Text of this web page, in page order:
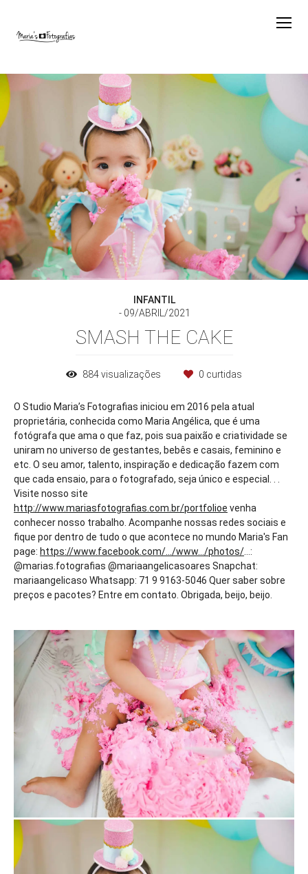
INFANTIL
09/ABRIL/2021
SMASH THE CAKE
884visualizações 0 curtidas
O Studio Maria’s Fotografias iniciou em 2016 pela atual
proprietária, conhecida como Maria Angélica, que é uma
fotógrafa que ama o que faz, pois sua paixão e criatividade se
uniram no universo de gestantes, bebês e casais, feminino e
etc. O seu amor, talento, inspiração e dedicação fazem com
que cada ensaio, para o fotografado, seja único e especial. . .
Visite nosso site
http://www.mariasfotografias.com.br/portfolioe venha
conhecer nosso trabalho. Acompanhe nossas redes sociais e
fique por dentro de tudo o que acontece no mundo Maria's Fan
page: https://www.facebook.com/.../www.../photos/ ...:
@marias.fotografias @mariaangelicasoares Snapchat:
mariaangelicaso Whatsapp: 71 9 9163-5046 Quer saber sobre
preços e pacotes? Entre em contato. Obrigada, beijo, beijo.